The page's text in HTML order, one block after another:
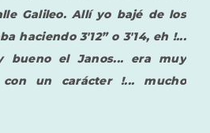
Galileo. Allí yo bajé de los
haciendo 3'12” o 3'14, eh !...
bueno el Janos... era muy
un carácter !... mucho